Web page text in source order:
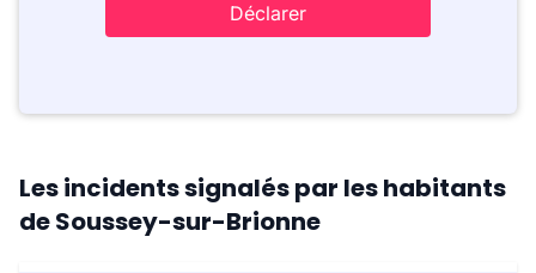
Déclarer
Les incidents signalés par les habitants
de Soussey-sur-Brionne